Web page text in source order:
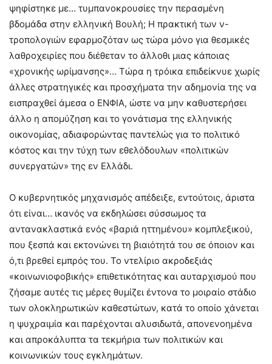
ψηφίστηκε με… τυμπανοκρουσίες την περασμένη
βδομάδα στην ελληνική Βουλή; Η πρακτική των ν-
τροπολογιών εφαρμοζόταν ως τώρα μόνο για θεσμικές
λαθροχειρίες που διέθεταν το άλλοθι μιας κάποιας
«χρονικής ωρίμανσης»… Τώρα η τρόικα επιδείκνυε χωρίς
άλλες στρατηγικές και προσχήματα την αδημονία της να
εισπραχθεί άμεσα ο ΕΝΦΙΑ, ώστε να μην καθυστερήσει
άλλο η απομύζηση και το γονάτισμα της ελληνικής
οικονομίας, αδιαφορώντας παντελώς για το πολιτικό
κόστος και την τύχη των εθελόδουλων «πολιτικών
συνεργατών» της εν Ελλάδι.
Ο κυβερνητικός μηχανισμός απέδειξε, εντούτοις, άριστα
ότι είναι… ικανός να εκδηλώσει σύσσωμος τα
αντανακλαστικά ενός «βαριά ηττημένου» κομπλεξικού,
που ξεσπά και εκτονώνει τη βιαιότητά του σε όποιον και
ό,τι βρεθεί εμπρός του. Το ντελίριο ακροδεξιάς
«κοινωνιοφοβικής» επιθετικότητας και αυταρχισμού που
ζήσαμε αυτές τις μέρες θυμίζει έντονα το μοιραίο στάδιο
των ολοκληρωτικών καθεστώτων, κατά το οποίο χάνεται
η ψυχραιμία και παρέχονται αλυσιδωτά, απονενοημένα
και απροκάλυπτα τα τεκμήρια των πολιτικών και
κοινωνικών τους εγκλημάτων.